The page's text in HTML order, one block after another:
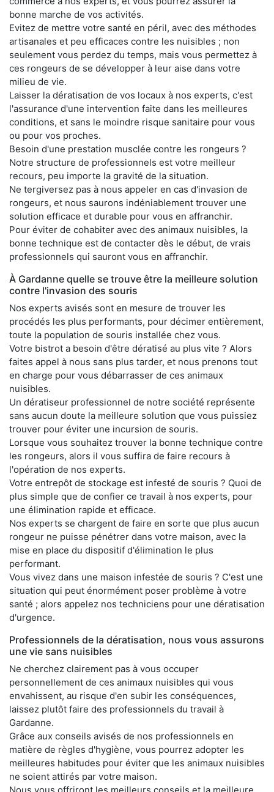
bonne marche de vos activités.
Evitez de mettre votre santé en péril, avec des méthodes
artisanales et peu efficaces contre les nuisibles ; non
seulement vous perdez du temps, mais vous permettez à
ces rongeurs de se développer à leur aise dans votre
milieu de vie.
Laisser la dératisation de vos locaux à nos experts, c'est
l'assurance d'une intervention faite dans les meilleures
conditions, et sans le moindre risque sanitaire pour vous
ou pour vos proches.
Besoin d'une prestation musclée contre les rongeurs ?
Notre structure de professionnels est votre meilleur
recours, peu importe la gravité de la situation.
Ne tergiversez pas à nous appeler en cas d'invasion de
rongeurs, et nous saurons indéniablement trouver une
solution efficace et durable pour vous en affranchir.
Pour éviter de cohabiter avec des animaux nuisibles, la
bonne technique est de contacter dès le début, de vrais
professionnels qui sauront vous en affranchir.
À Gardanne quelle se trouve être la meilleure solution
contre l'invasion des souris
Nos experts avisés sont en mesure de trouver les
procédés les plus performants, pour décimer entièrement,
toute la population de souris installée chez vous.
Votre bistrot a besoin d'être dératisé au plus vite ? Alors
faites appel à nous sans plus tarder, et nous prenons tout
en charge pour vous débarrasser de ces animaux
nuisibles.
Un dératiseur professionnel de notre société représente
sans aucun doute la meilleure solution que vous puissiez
trouver pour éviter une incursion de souris.
Lorsque vous souhaitez trouver la bonne technique contre
les rongeurs, alors il vous suffira de faire recours à
l'opération de nos experts.
Votre entrepôt de stockage est infesté de souris ? Quoi de
plus simple que de confier ce travail à nos experts, pour
une élimination rapide et efficace.
Nos experts se chargent de faire en sorte que plus aucun
rongeur ne puisse pénétrer dans votre maison, avec la
mise en place du dispositif d'élimination le plus
performant.
Vous vivez dans une maison infestée de souris ? C'est une
situation qui peut énormément poser problème à votre
santé ; alors appelez nos techniciens pour une dératisation
d'urgence.
Professionnels de la dératisation, nous vous assurons
une vie sans nuisibles
Ne cherchez clairement pas à vous occuper
personnellement de ces animaux nuisibles qui vous
envahissent, au risque d'en subir les conséquences,
laissez plutôt faire des professionnels du travail à
Gardanne.
Grâce aux conseils avisés de nos professionnels en
matière de règles d'hygiène, vous pourrez adopter les
meilleures habitudes pour éviter que les animaux nuisibles
ne soient attirés par votre maison.
Nous vous offriront les meilleurs conseils et la meilleure